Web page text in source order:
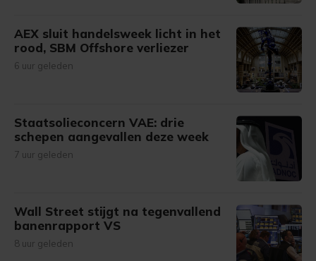
AEX sluit handelsweek licht in het
rood, SBM Offshore verliezer
6 uur geleden
Staatsolieconcern VAE: drie
schepen aangevallen deze week
7 uur geleden
Wall Street stijgt na tegenvallend
banenrapport VS
8 uur geleden